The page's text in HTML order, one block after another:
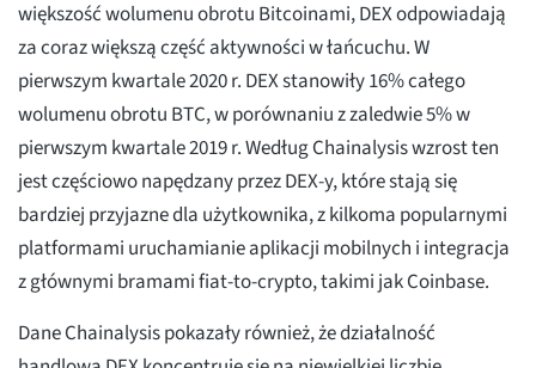
większość wolumenu obrotu Bitcoinami, DEX odpowiadają
za coraz większą część aktywności w łańcuchu. W
pierwszym kwartale 2020 r. DEX stanowiły 16% całego
wolumenu obrotu BTC, w porównaniu z zaledwie 5% w
pierwszym kwartale 2019 r. Według Chainalysis wzrost ten
jest częściowo napędzany przez DEX-y, które stają się
bardziej przyjazne dla użytkownika, z kilkoma popularnymi
platformami uruchamianie aplikacji mobilnych i integracja
z głównymi bramami fiat-to-crypto, takimi jak Coinbase.
Dane Chainalysis pokazały również, że działalność